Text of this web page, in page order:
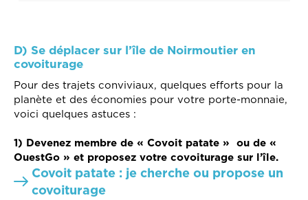
D) Se déplacer sur l’île de Noirmoutier en
covoiturage
Pour des trajets conviviaux, quelques efforts pour la
planète et des économies pour votre porte-monnaie,
voici quelques astuces :
1) Devenez membre de « Covoit patate » ou de «
OuestGo » et proposez votre covoiturage sur l’île.
Covoit patate : je cherche ou propose un
covoiturage